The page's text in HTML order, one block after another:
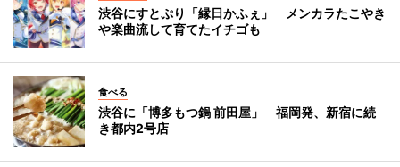
渋谷にすとぷり「縁日かふぇ」 メンカラたこやき
や楽曲流して育てたイチゴも
食べる
渋谷に「博多もつ鍋 前田屋」 福岡発、新宿に続
き都内2号店